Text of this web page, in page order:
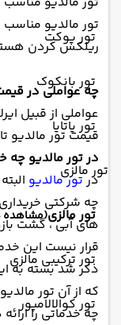
تور پوکت
تور بانکوک
تور پاتایا
تور مالزی
تور مالزی(مشاهده
تور ترکیبی مالزی
تور کوالالامپور
تور مالدیو
ریلکس کردن
چه عواملی در
عواملی از قبیل
قیمت تور مالدیو
در تور مالدیو چه
درتور مالدیو
چه شرکتی
های آبی ، گشت
قرار نیست این
ذکر شد بسته به
که از آن تور
چه خدماتی را